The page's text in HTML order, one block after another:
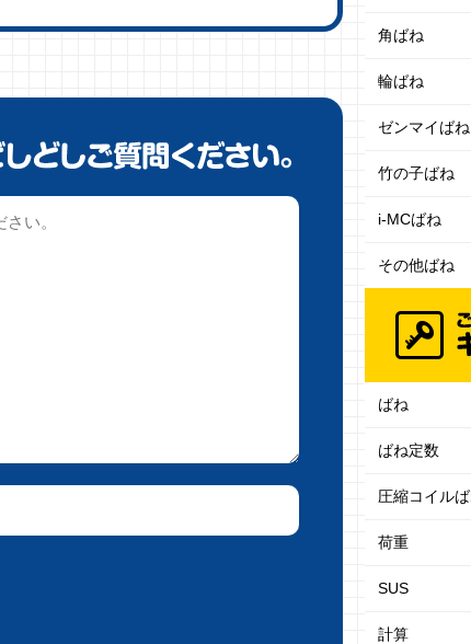
角ばね
輪ばね
ゼンマイばね
竹の子ばね
i-MCばね
その他ばね
ばね
ばね定数
圧縮コイル
荷重
SUS
計算